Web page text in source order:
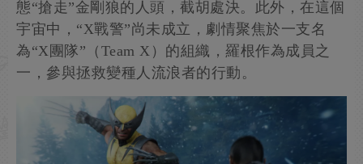
態“搶走”金剛狼的人頭，截胡處決。此外，在這個
宇宙中，“X戰警”尚未成立，劇情聚焦於一支名
為“X團隊”（Team X）的組織，羅根作為成員之
一，參與拯救變種人流浪者的行動。